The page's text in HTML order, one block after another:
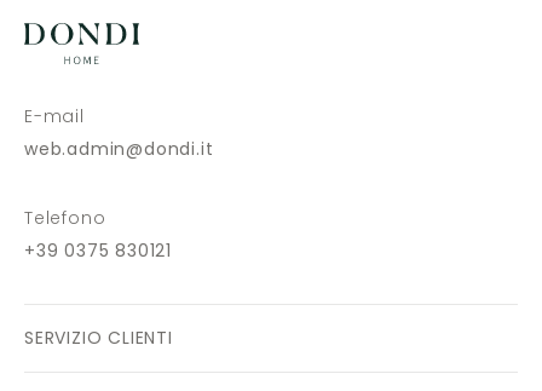
E-mail
web.admin@dondi.it
Telefono
+39 0375 830121
SERVIZIO CLIENTI